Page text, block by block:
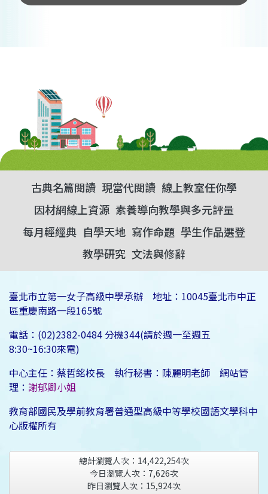
古典名篇閱讀 現當代閱讀 線上教室任你學
因材網線上資源 素養導向教學與多元評量
每月輕經典 自學天地 寫作命題 學生作品選登
教學研究 文法與修辭
臺北市立第一女子高級中學承辦 地址：10045臺北市中正
區重慶南路一段165號
電話：(02)2382-0484 分機344(請於週一至週五
8:30~16:30來電)
中心主任：蔡哲銘校長 執行秘書：陳麗明老師 網站管
理： 謝郁卿小姐
教育部國民及學前教育署普通型高級中等學校國語文學科中
心版權所有
總計瀏覽人次： 14,422,254次
今日瀏覽人次： 7,626次
昨日瀏覽人次： 15,924次